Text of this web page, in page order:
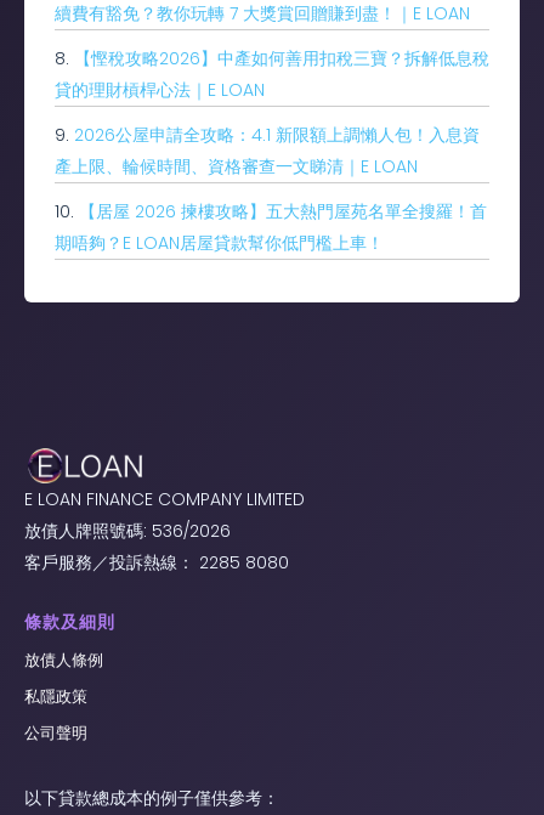
續費有豁免？教你玩轉 7 大獎賞回贈賺到盡！｜E LOAN
8.
【慳稅攻略2026】中產如何善用扣稅三寶？拆解低息稅
貸的理財槓桿心法｜E LOAN
9. 2026公屋申請全攻略：4.1 新限額上調懶人包！入息資
產上限、輪候時間、資格審查一文睇清｜E LOAN
10.
【居屋 2026 揀樓攻略】五大熱門屋苑名單全搜羅！首
期唔夠？E LOAN居屋貸款幫你低門檻上車！
E LOAN FINANCE COMPANY LIMITED
放債人牌照號碼: 536/2026
客戶服務／投訴熱線： 2285 8080
條款及細則
放債人條例
私隱政策
公司聲明
以下貸款總成本的例子僅供參考：